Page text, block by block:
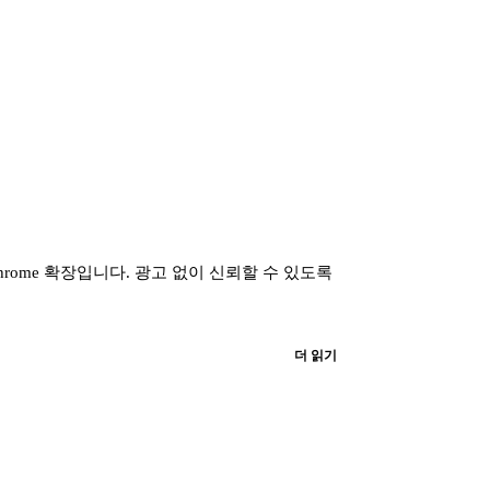
확장입니다. 광고 없이 신뢰할 수 있도록
더 읽기